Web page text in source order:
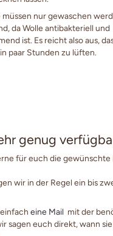
nur gewaschen
da Wolle antibakteriell und
ist. Es reicht also aus,
paar Stunden zu lüften.
genug
für euch die gewünschte
wir in der Regel ein bis
eine Mail mit der
sagen euch direkt, wann sie